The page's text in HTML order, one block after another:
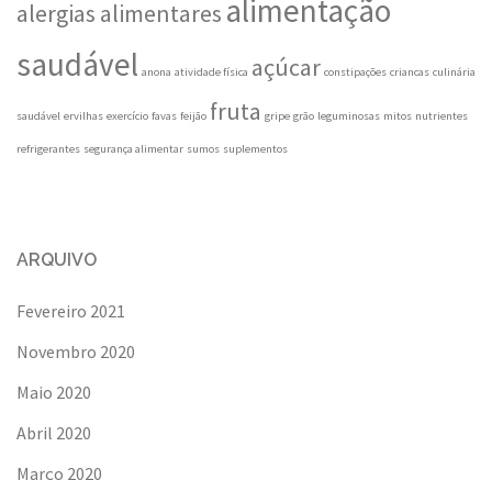
alergias alimentares alimentação
saudável anona atividade física açúcar constipações criancas culinária
saudável ervilhas exercício favas feijão fruta gripe grão leguminosas mitos nutrientes
refrigerantes segurança alimentar sumos suplementos
ARQUIVO
Fevereiro 2021
Novembro 2020
Maio 2020
Abril 2020
Março 2020